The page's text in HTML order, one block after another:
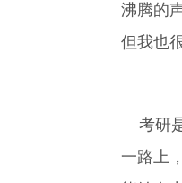
沸腾的
但我也
考研
一路上